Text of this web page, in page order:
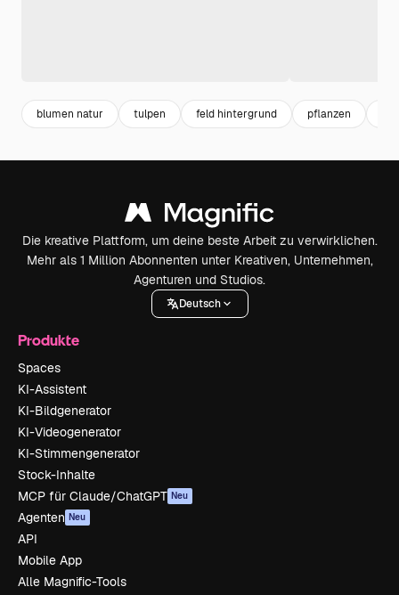
blumen natur tulpen feld hintergrund pflanzen
Die kreative Plattform, um deine beste Arbeit zu verwirklichen.
Mehr als 1 Million Abonnenten unter Kreativen, Unternehmen,
Agenturen und Studios.
Deutsch
Produkte
Spaces
KI-Assistent
KI-Bildgenerator
KI-Videogenerator
KI-Stimmengenerator
Stock-Inhalte
MCP für Claude/ChatGPT Neu
Agenten Neu
API
Mobile App
Alle Magnific-Tools